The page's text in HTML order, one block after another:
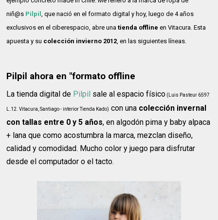
niñ@s Pilpil, que nació en el formato digital y hoy, luego de 4 años
exclusivos en el ciberespacio, abre una tienda offlineen Vitacura. Esta
apuesta y su colección invierno 2012, en las siguientes líneas.
Pilpil ahora en "formato offline
La tienda digital de Pilpil sale al espacio físico (Luis Pasteur 6597
L.12. Vitacura, Santiago - interior Tienda Kado) con una colección invernal
con tallas entre 0 y 5 años, en algodón pima y baby alpaca
+ lana que como acostumbra la marca, mezclan diseño,
calidad y comodidad. Mucho color y juego para disfrutar
desde el computador o el tacto.